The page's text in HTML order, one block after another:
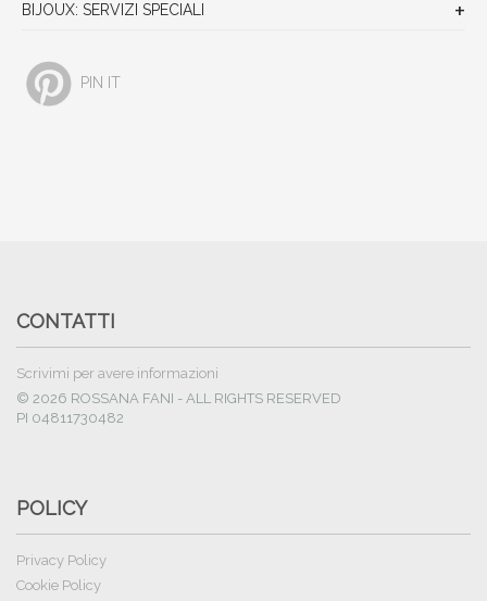
BIJOUX: SERVIZI SPECIALI
PIN IT
CONTATTI
Scrivimi per avere informazioni
© 2026 ROSSANA FANI - ALL RIGHTS RESERVED
PI 04811730482
POLICY
Privacy Policy
Cookie Policy